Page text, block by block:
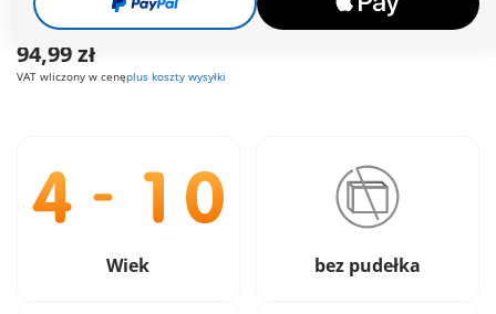
94,99 zł
VAT wliczony w cenęplus koszty wysyłki
Wiek bez pudełka